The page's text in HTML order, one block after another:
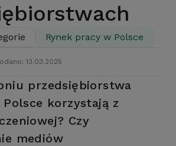
Rynek pracy w Polsce
13.03.2025
przedsiębiorstwa
Polsce korzystają z
Czy
mediów